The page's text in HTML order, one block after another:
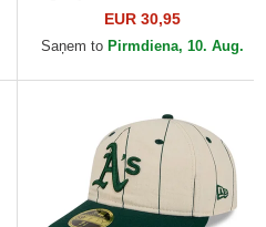
New York Yankees MLB no
New Era
EUR 30,95
Saņem to Pirmdiena, 10. Aug.